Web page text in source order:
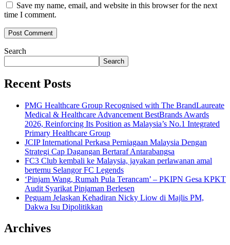
Save my name, email, and website in this browser for the next
time I comment.
Search
Search
Recent Posts
PMG Healthcare Group Recognised with The BrandLaureate
Medical & Healthcare Advancement BestBrands Awards
2026, Reinforcing Its Position as Malaysia’s No.1 Integrated
Primary Healthcare Group
JCIP International Perkasa Perniagaan Malaysia Dengan
Strategi Cap Dagangan Bertaraf Antarabangsa
FC3 Club kembali ke Malaysia, jayakan perlawanan amal
bertemu Selangor FC Legends
‘Pinjam Wang, Rumah Pula Terancam’ – PKIPN Gesa KPKT
Audit Syarikat Pinjaman Berlesen
Peguam Jelaskan Kehadiran Nicky Liow di Majlis PM,
Dakwa Isu Dipolitikkan
Archives